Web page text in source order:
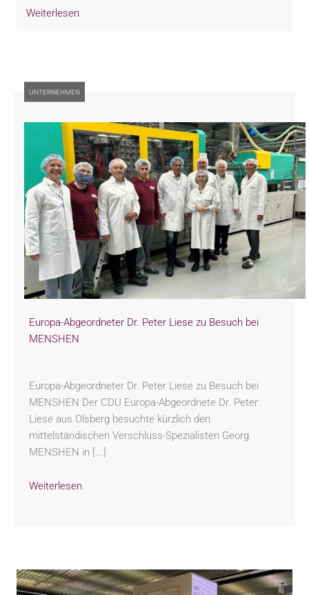
Weiterlesen
UNTERNEHMEN
Europa-Abgeordneter Dr. Peter Liese zu Besuch bei
MENSHEN
Europa-Abgeordneter Dr. Peter Liese zu Besuch bei
MENSHEN Der CDU Europa-Abgeordnete Dr. Peter
Liese aus Olsberg besuchte kürzlich den
mittelständischen Verschluss-Spezialisten Georg
MENSHEN in [...]
Weiterlesen